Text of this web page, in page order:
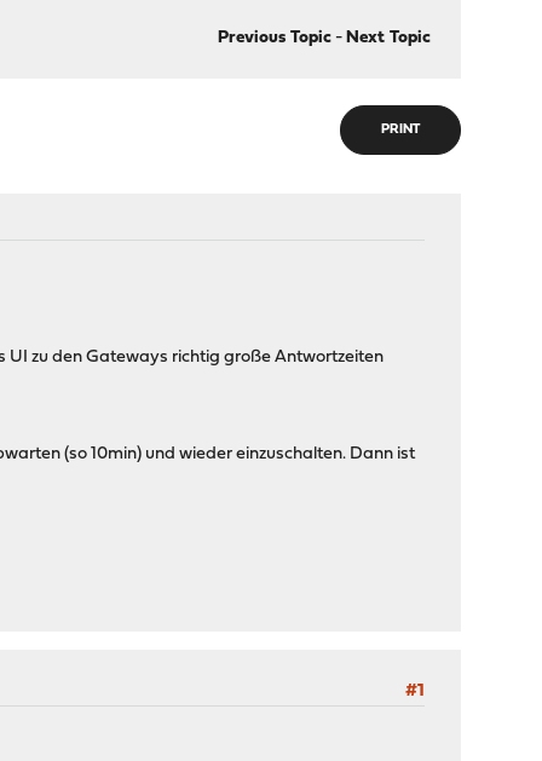
Previous Topic- Next Topic
PRINT
UI zu den Gateways richtig große Antwortzeiten
(so 10min) und wieder einzuschalten. Dann ist
#1